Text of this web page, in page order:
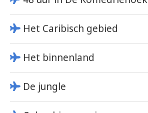
Het Caribisch gebied
Het binnenland
De jungle